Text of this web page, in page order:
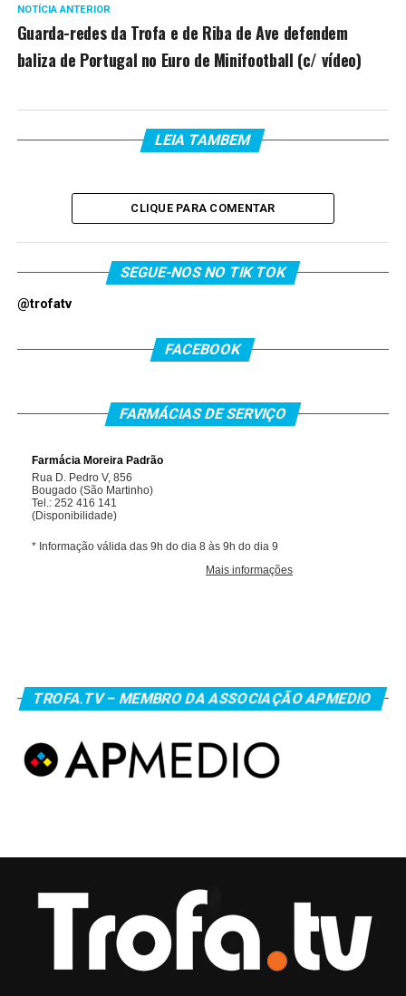
NOTÍCIA ANTERIOR
Guarda-redes da Trofa e de Riba de Ave defendem
baliza de Portugal no Euro de Minifootball (c/ vídeo)
LEIA TAMBEM
CLIQUE PARA COMENTAR
SEGUE-NOS NO TIK TOK
@trofatv
FACEBOOK
FARMÁCIAS DE SERVIÇO
TROFA.TV – MEMBRO DA ASSOCIAÇÃO APMEDIO